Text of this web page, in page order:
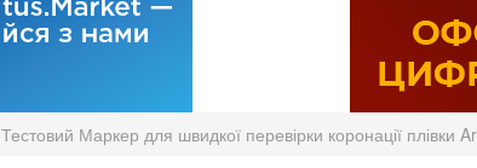
Тестовий Маркер для швидкої перевірки коронації плівки